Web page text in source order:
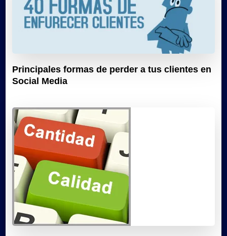
Principales formas de perder a tus clientes en
Social Media